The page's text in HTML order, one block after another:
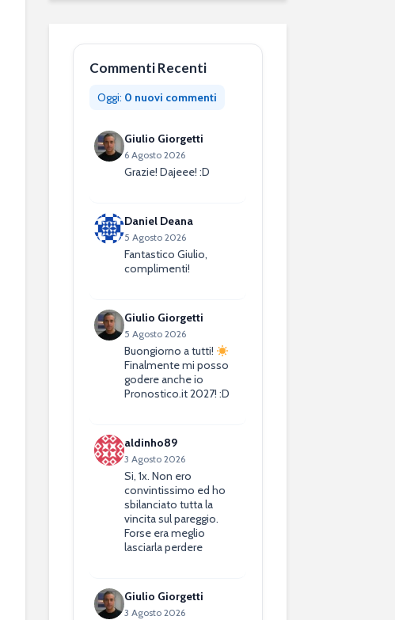
Commenti Recenti
Oggi: 0 nuovi commenti
Giulio Giorgetti
6 Agosto 2026
Grazie! Dajeee! :D
Daniel Deana
5 Agosto 2026
Fantastico Giulio,
complimenti!
Giulio Giorgetti
5 Agosto 2026
Buongiorno a tutti!
Finalmente mi posso
godere anche io
Pronostico.it 2027! :D
aldinho89
3 Agosto 2026
Si, 1x. Non ero
convintissimo ed ho
sbilanciato tutta la
vincita sul pareggio.
Forse era meglio
lasciarla perdere
Giulio Giorgetti
3 Agosto 2026